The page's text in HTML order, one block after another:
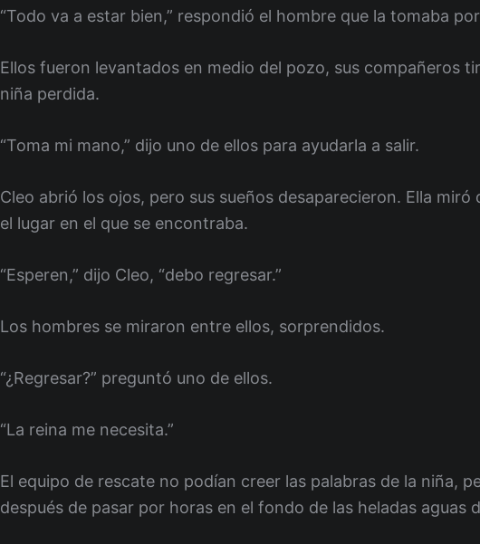
“Todo va a estar bien,” respondió el hombre que la tomaba
Ellos fueron levantados en medio del pozo, sus compañeros
niña perdida.
“Toma mi mano,” dijo uno de ellos para ayudarla a salir.
Cleo abrió los ojos, pero sus sueños desaparecieron. Ella
el lugar en el que se encontraba.
“Esperen,” dijo Cleo, “debo regresar.”
Los hombres se miraron entre ellos, sorprendidos.
“¿Regresar?” preguntó uno de ellos.
“La reina me necesita.”
El equipo de rescate no podían creer las palabras de la niña,
después de pasar por horas en el fondo de las heladas aguas